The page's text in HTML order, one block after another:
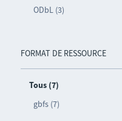
ODbL (3)
FORMAT DE RESSOURCE
Tous (7)
gbfs (7)